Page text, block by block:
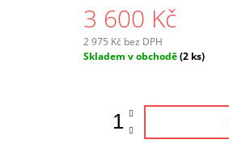
3 600 Kč
2 975 Kč bez DPH
Měrná
Skladem v obchodě(2 ks)